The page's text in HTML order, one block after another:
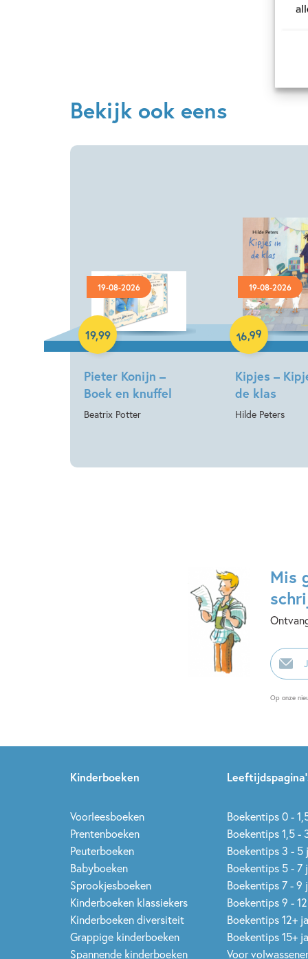
Bekijk ook eens
19-08-2026
Pieter Konijn –
Boek en knuffel
Beatrix Potter
19,99
Hardcover 19-08-2026
Kipjes –
de klas
Hilde Peters
16,99
Hardcover
Mis
E-
Op onze
Kinderboeken
Voorleesboeken
Prentenboeken
Peuterboeken
Babyboeken
Sprookjesboeken
Kinderboeken klassiekers
Kinderboeken diversiteit
Grappige kinderboeken
Spannende kinderboeken
Boekentips 0 -
Boekentips 1,5 -
Boekentips 3 - 5
Boekentips 5 - 7
Boekentips 7 - 9
Boekentips 9 -
Boekentips 12+
Boekentips 15+
Voor